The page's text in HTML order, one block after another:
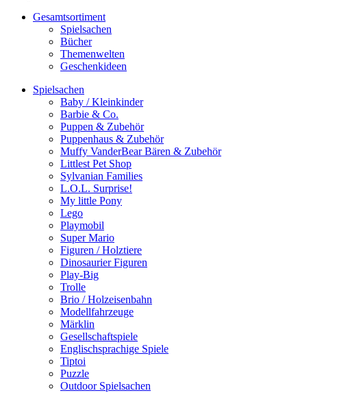
Gesamtsortiment
Spielsachen
Bücher
Themenwelten
Geschenkideen
Spielsachen
Baby / Kleinkinder
Barbie & Co.
Puppen & Zubehör
Puppenhaus & Zubehör
Muffy VanderBear Bären & Zubehör
Littlest Pet Shop
Sylvanian Families
L.O.L. Surprise!
My little Pony
Lego
Playmobil
Super Mario
Figuren / Holztiere
Dinosaurier Figuren
Play-Big
Trolle
Brio / Holzeisenbahn
Modellfahrzeuge
Märklin
Gesellschaftspiele
Englischsprachige Spiele
Tiptoi
Puzzle
Outdoor Spielsachen